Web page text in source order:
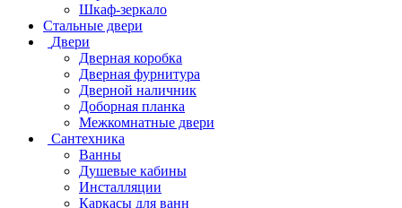
Шкаф-зеркало
Стальные двери
Двери
Дверная коробка
Дверная фурнитура
Дверной наличник
Доборная планка
Межкомнатные двери
Сантехника
Ванны
Душевые кабины
Инсталляции
Каркасы для ванн